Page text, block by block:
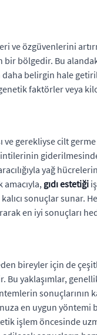
özgüvenlerini
bölgedir. Bu
belirgin hale
faktörler veya
ve gerekliyse cilt
yağ
gıdı estetiği
sonuçlar
en iyi sonuçları
bireyler için de
Bu yaklaşımlar,
sonuçlarının
en uygun yöntemi
işlem öncesinde